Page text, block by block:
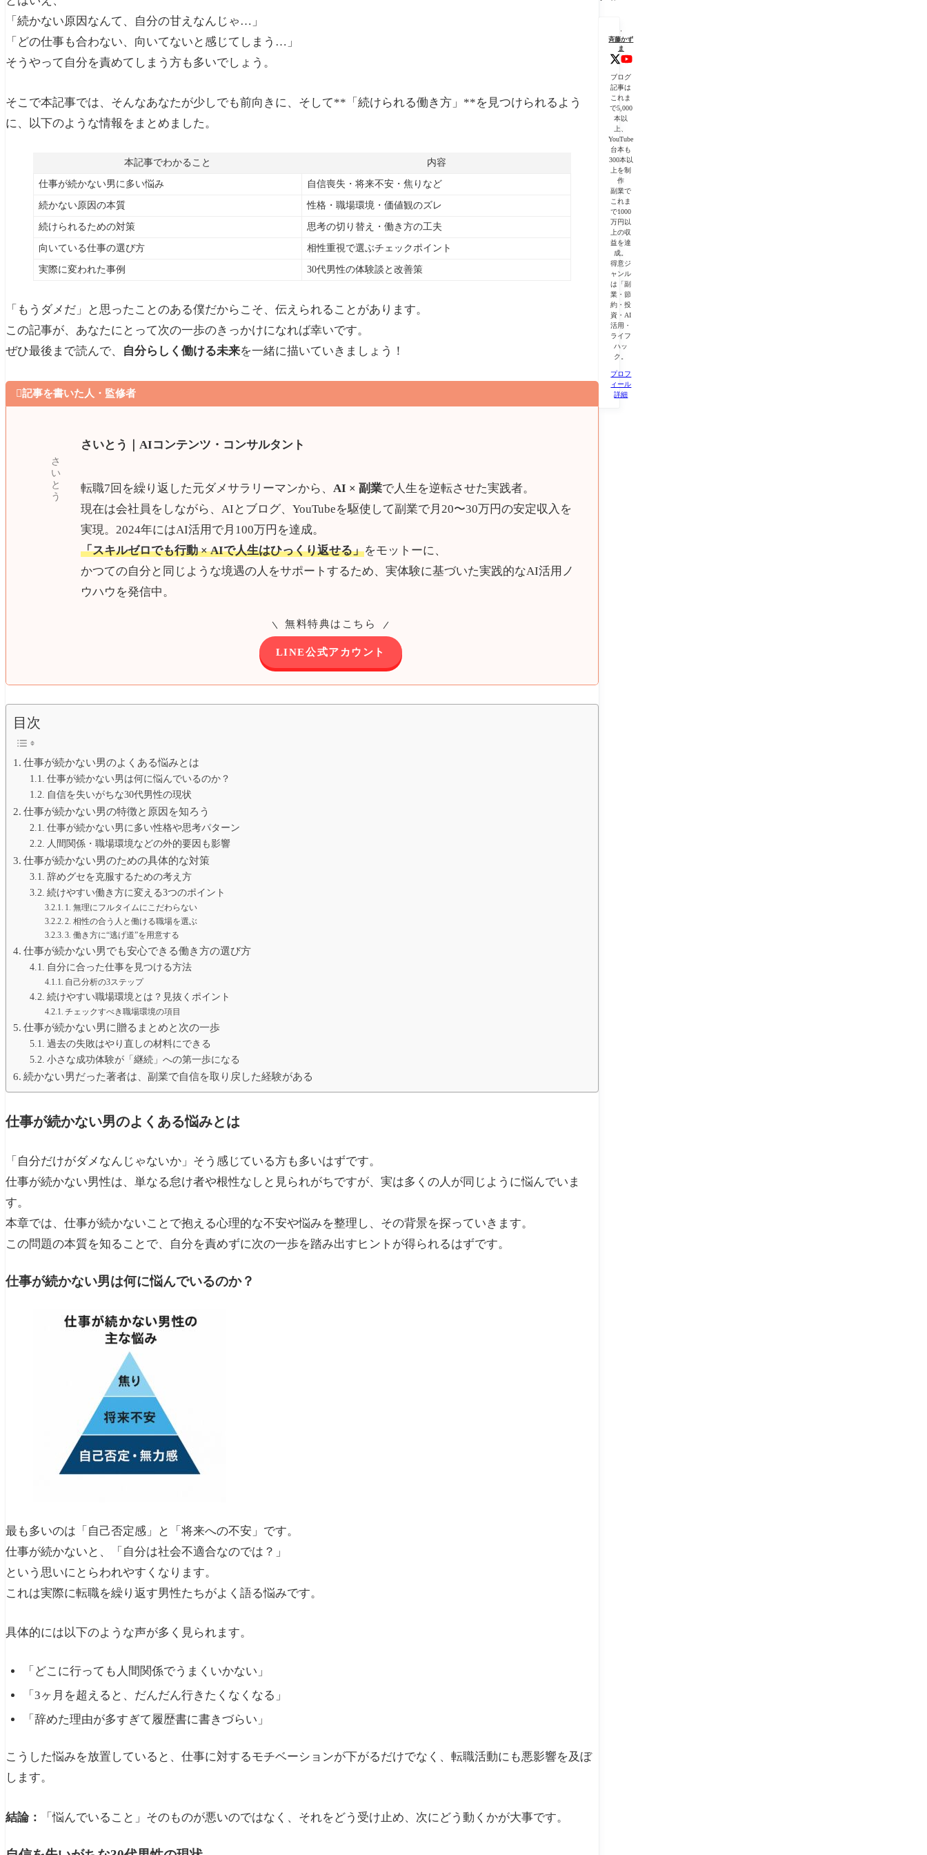
「続かない原因なんて、自分の甘えなんじゃ…」
「どの仕事も合わない、向いてないと感じてしまう…」
そうやって自分を責めてしまう方も多いでしょう。
そこで本記事では、そんなあなたが少しでも前向きに、そして**「続けられる働き方」**を見つけられるよう
に、以下のような情報をまとめました。
本記事でわかること 内容
仕事が続かない男に多い悩み 自信喪失・将来不安・焦りなど
続かない原因の本質 性格・職場環境・価値観のズレ
続けられるための対策 思考の切り替え・働き方の工夫
向いている仕事の選び方 相性重視で選ぶチェックポイント
実際に変われた事例 30代男性の体験談と改善策
「もうダメだ」と思ったことのある僕だからこそ、伝えられることがあります。
この記事が、あなたにとって次の一歩のきっかけになれば幸いです。
ぜひ最後まで読んで、
自分らしく働ける未来を一緒に描いていきましょう！
記事を書いた人・監修者
さ
い
と
う
さいとう｜AIコンテンツ・コンサルタント
転職7回を繰り返した元ダメサラリーマンから、 AI × 副業で人生を逆転させた実践者。
現在は会社員をしながら、AIとブログ、YouTubeを駆使して副業で月20〜30万円の安定収入を
実現。2024年にはAI活用で月100万円を達成。
「スキルゼロでも行動 × AIで人生はひっくり返せる」をモットーに、
かつての自分と同じような境遇の人をサポートするため、実体験に基づいた実践的なAI活用ノ
ウハウを発信中。
無料特典はこちら
LINE公式アカウント
目次
仕事が続かない男のよくある悩みとは
仕事が続かない男は何に悩んでいるのか？
自信を失いがちな30代男性の現状
仕事が続かない男の特徴と原因を知ろう
仕事が続かない男に多い性格や思考パターン
人間関係・職場環境などの外的要因も影響
仕事が続かない男のための具体的な対策
辞めグセを克服するための考え方
続けやすい働き方に変える3つのポイント
1. 無理にフルタイムにこだわらない
2. 相性の合う人と働ける職場を選ぶ
3. 働き方に“逃げ道”を用意する
仕事が続かない男でも安心できる働き方の選び方
自分に合った仕事を見つける方法
自己分析の3ステップ
続けやすい職場環境とは？見抜くポイント
チェックすべき職場環境の項目
仕事が続かない男に贈るまとめと次の一歩
過去の失敗はやり直しの材料にできる
小さな成功体験が「継続」への第一歩になる
続かない男だった著者は、副業で自信を取り戻した経験がある
仕事が続かない男のよくある悩みとは
「自分だけがダメなんじゃないか」そう感じている方も多いはずです。
仕事が続かない男性は、単なる怠け者や根性なしと見られがちですが、実は多くの人が同じように悩んでいま
す。
本章では、仕事が続かないことで抱える心理的な不安や悩みを整理し、その背景を探っていきます。
この問題の本質を知ることで、自分を責めずに次の一歩を踏み出すヒントが得られるはずです。
仕事が続かない男は何に悩んでいるのか？
最も多いのは「自己否定感」と「将来への不安」です。
仕事が続かないと、「自分は社会不適合なのでは？」
という思いにとらわれやすくなります。
これは実際に転職を繰り返す男性たちがよく語る悩みです。
具体的には以下のような声が多く見られます。
「どこに行っても人間関係でうまくいかない」
「3ヶ月を超えると、だんだん行きたくなくなる」
「辞めた理由が多すぎて履歴書に書きづらい」
こうした悩みを放置していると、仕事に対するモチベーションが下がるだけでなく、転職活動にも悪影響を及ぼ
します。
結論： 「悩んでいること」そのものが悪いのではなく、それをどう受け止め、次にどう動くかが大事です。
心
者
向
け
に
解
説
気
進
む
よ
う
に
な
っ
た
話
る
の
方
心
者
向
け・
公
式
ガ
イ
ド
解
説
付
き】
プ
レ
ー
ト
付】
ガ
ド
｜
プ
ラ
グ
イ
ン
活
用
の
注
意
点
こ
斉藤かず
ま
ブログ
記事は
これま
で5,000
本以
上、
YouTube
台本も
300本以
上を制
作
副業で
これま
で1000
万円以
上の収
益を達
成。
得意ジ
ャンル
は「副
業・節
約・投
資・AI
活用・
ライフ
ハッ
ク。
プロフ
ィール
詳細